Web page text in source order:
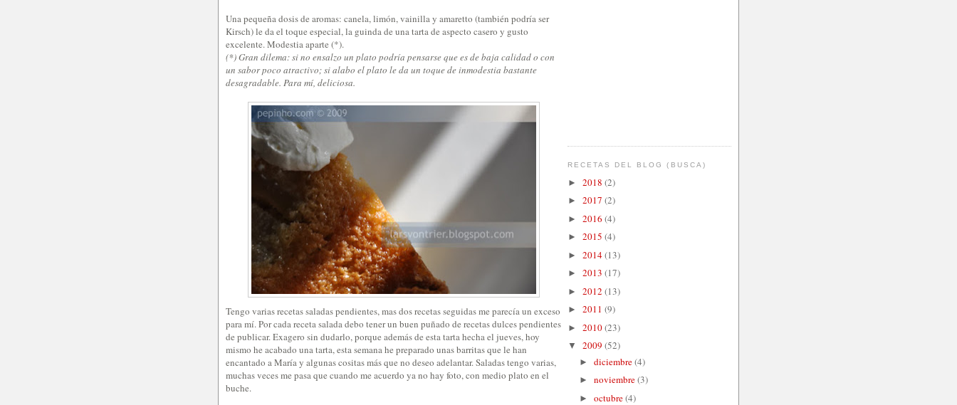
Una pequeña dosis de aromas: canela, limón, vainilla y amaretto (también podría ser
Kirsch) le da el toque especial, la guinda de una tarta de aspecto casero y gusto
excelente. Modestia aparte (*).
(*) Gran dilema: si no ensalzo un plato podría pensarse que es de baja calidad o con
un sabor poco atractivo; si alabo el plato le da un toque de inmodestia bastante
desagradable. Para mí, deliciosa.
Tengo varias recetas saladas pendientes, mas dos recetas seguidas me parecía un exceso
para mí. Por cada receta salada debo tener un buen puñado de recetas dulces pendientes
de publicar. Exagero sin dudarlo, porque además de esta tarta hecha el jueves, hoy
mismo he acabado una tarta, esta semana he preparado unas barritas que le han
encantado a María y algunas cositas más que no deseo adelantar. Saladas tengo varias,
muchas veces me pasa que cuando me acuerdo ya no hay foto, con medio plato en el
buche.
RECETAS DEL BLOG (BUSCA)
► 2018 (2)
► 2017 (2)
► 2016 (4)
► 2015 (4)
► 2014(13)
► 2013 (17)
► 2012 (13)
► 2011 (9)
► 2010(23)
▼ 2009 (52)
► diciembre(4)
► noviembre(3)
► octubre(4)